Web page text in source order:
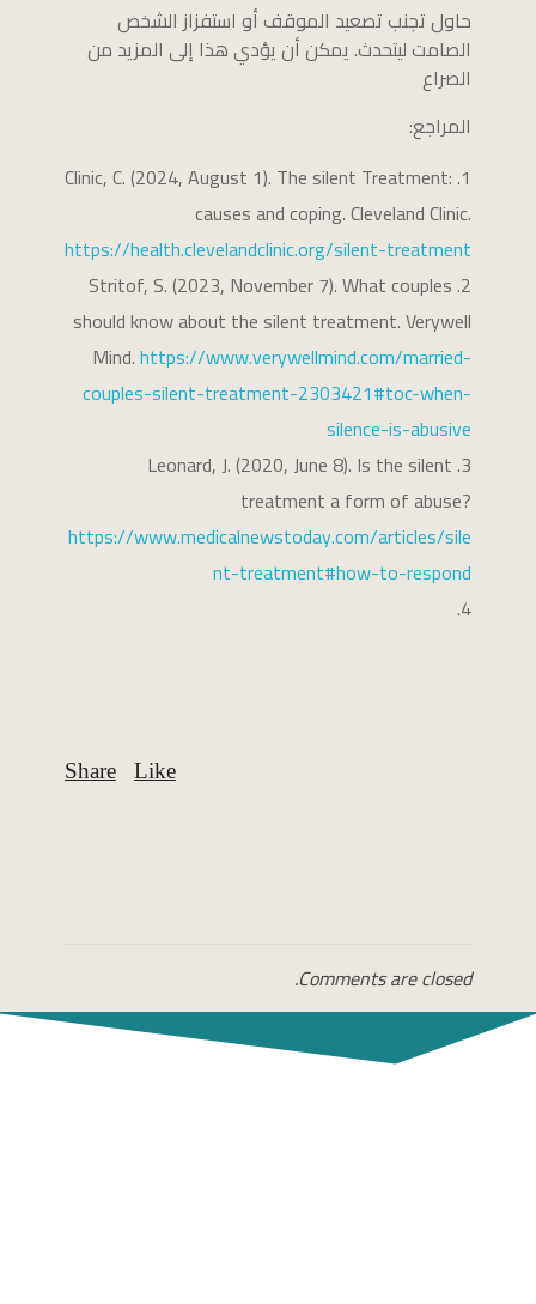
حاول تجنب تصعيد الموقف أو استفزاز الشخص
الصامت ليتحدث. يمكن أن يؤدي هذا إلى المزيد من
الصراع
المراجع:
Clinic, C. (2024, August 1). The silent Treatment:
causes and coping. Cleveland Clinic.
https://health.clevelandclinic.org/silent-treatment
Stritof, S. (2023, November 7). What couples
should know about the silent treatment. Verywell
Mind.https://www.verywellmind.com/married-
couples-silent-treatment-2303421#toc-when-
silence-is-abusive
Leonard, J. (2020, June 8). Is the silent
treatment a form of abuse?
https://www.medicalnewstoday.com/articles/sile
nt-treatment#how-to-respond
Comments are closed.